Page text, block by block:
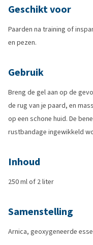
Geschikt voor
Paarden na training of
en pezen.
Gebruik
Breng de gel aan op de
de rug van je paard, en
op een schone huid. De
rustbandage ingewikkeld
Inhoud
250 ml of 2 liter
Samenstelling
Arnica, geoxygeneerde